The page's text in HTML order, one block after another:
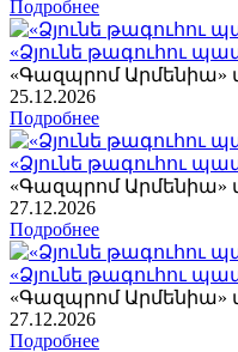
Подробнее
«Ձյունե թագուհու
«Գազպրոմ
25.12.2026
Подробнее
«Ձյունե թագուհու
«Գազպրոմ
27.12.2026
Подробнее
«Ձյունե թագուհու
«Գազպրոմ
27.12.2026
Подробнее